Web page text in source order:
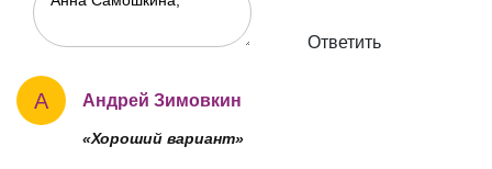
Ответить
А Андрей Зимовкин
«Хороший вариант»